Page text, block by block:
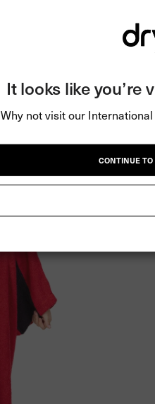
It looks like you’re
Why not visit our
CONTINUE